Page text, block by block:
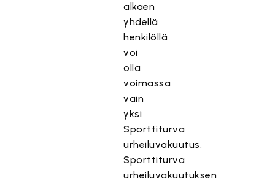
alkaen
yhdellä
henkilöllä
voi
olla
voimassa
vain
yksi
Sporttiturva
urheiluvakuutus.
Sporttiturva
urheiluvakuutuksen